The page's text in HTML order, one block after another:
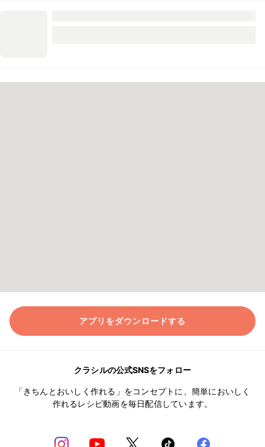
アプリをダウンロードする
クラシルの公式SNSをフォロー
「きちんとおいしく作れる」をコンセプトに、簡単においしく
作れるレシピ動画を毎日配信しています。